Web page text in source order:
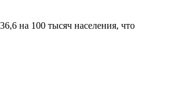
на 100 тысяч населения, что